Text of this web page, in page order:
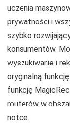
uczenia
prywatności i
szybko
konsumentów.
wyszukiwanie i
oryginalną
funkcję
routerów w
notce.